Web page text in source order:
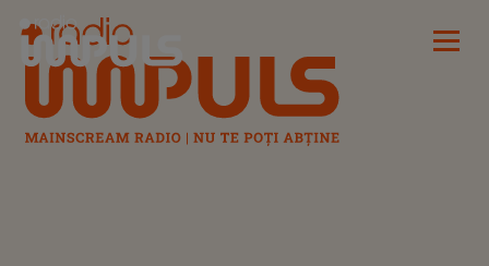
Radio Impuls